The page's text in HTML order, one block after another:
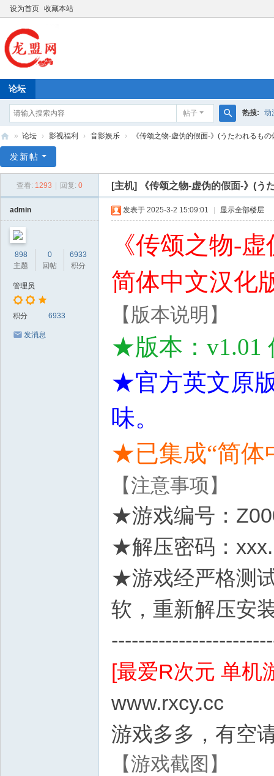
设为首页 收藏本站
论坛
帖子
搜
热搜: 动
盟
» 论坛 › 影视福利 › 音影娱乐 › 《传颂之物-虚伪的假面-》(うたわれるも
发新帖
查看: 1293 回复: 0 [主机] 《传颂之物-虚伪的假面-》(う
admin
898
主题
0
回帖
6933
积分
管理员
积分 6933
发消息
发表于 2025-3-2 15:09:01 显示全部楼层
《传颂之物-
简体中文汉化
【版本说明】
★版本：v1.01
★官方英文原
味。
★已集成“简体
【注意事项】
★游戏编号：
★解压密码：
★游戏经严格测
软，重新解压安
[最爱R次元 单机
www.rxcy.cc
游戏多多，有空
【游戏截图】